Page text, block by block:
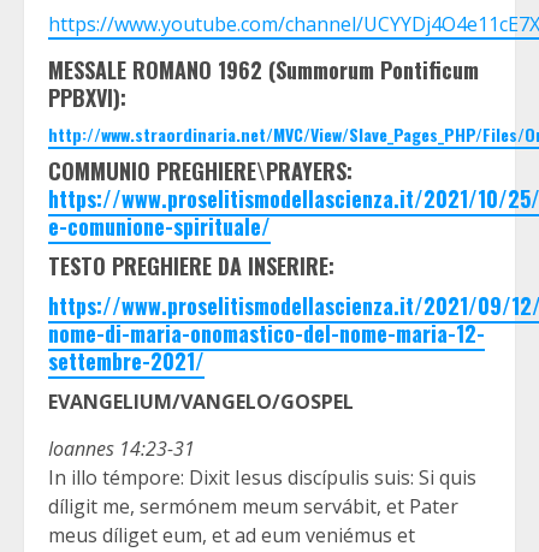
https://www.youtube.com/channel/
MESSALE ROMANO 1962 (Summorum Pontificum
PPBXVI):
http://www.straordinaria.net/MVC/View/Slave_Pages_PHP/Files/
COMMUNIO PREGHIERE\PRAYERS:
https://www.proselitismodellascienza.it/2021/10/
e-comunione-spirituale/
TESTO PREGHIERE DA INSERIRE:
https://www.proselitismodellascienza.it/2021/09/
nome-di-maria-onomastico-del-nome-maria-12-
settembre-2021/
EVANGELIUM/VANGELO/GOSPEL
Ioannes 14:23-31
In illo témpore: Dixit Iesus discípulis suis: Si quis
díligit me, sermónem meum servábit, et Pater
meus díliget eum, et ad eum veniémus et